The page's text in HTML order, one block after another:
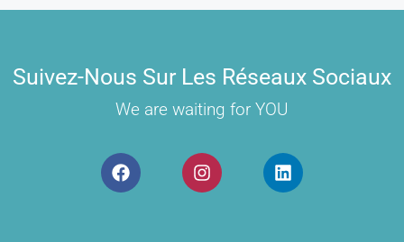
Suivez-Nous Sur Les Réseaux Sociaux
We are waiting for YOU